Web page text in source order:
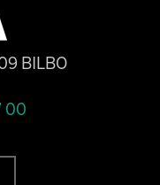
BILBO
00